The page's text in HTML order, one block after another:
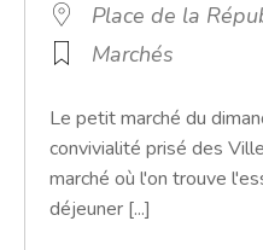
Place de la
Marchés
Le petit marché du
convivialité prisé des
marché où l'on trouve
déjeuner [...]